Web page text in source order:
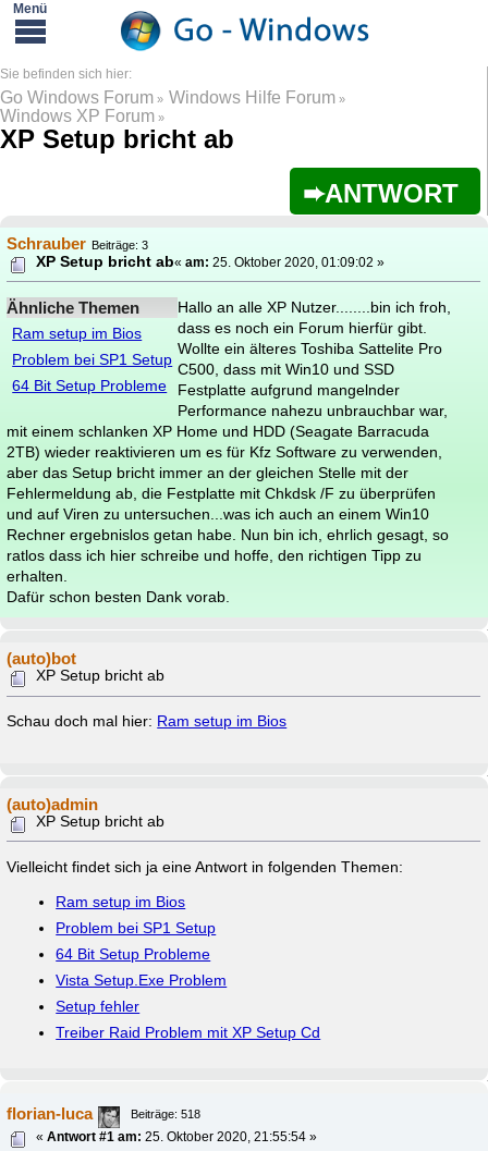
Go Windows Forum » Windows Hilfe Forum »
Windows XP Forum »
XP Setup bricht ab
ANTWORT
Schrauber Beiträge: 3
XP Setup bricht ab«am: 25. Oktober 2020, 01:09:02 »
Ähnliche Themen
Ram setup im Bios
Problem bei SP1 Setup
64 Bit Setup Probleme
Hallo an alle XP Nutzer........bin ich froh,
dass es noch ein Forum hierfür gibt.
Wollte ein älteres Toshiba Sattelite Pro
C500, dass mit Win10 und SSD
Festplatte aufgrund mangelnder
Performance nahezu unbrauchbar war,
mit einem schlanken XP Home und HDD (Seagate Barracuda
2TB) wieder reaktivieren um es für Kfz Software zu verwenden,
aber das Setup bricht immer an der gleichen Stelle mit der
Fehlermeldung ab, die Festplatte mit Chkdsk /F zu überprüfen
und auf Viren zu untersuchen...was ich auch an einem Win10
Rechner ergebnislos getan habe. Nun bin ich, ehrlich gesagt, so
ratlos dass ich hier schreibe und hoffe, den richtigen Tipp zu
erhalten.
Dafür schon besten Dank vorab.
(auto)bot
XP Setup bricht ab
Schau doch mal hier: Ram setup im Bios
(auto)admin
XP Setup bricht ab
Vielleicht findet sich ja eine Antwort in folgenden Themen:
Ram setup im Bios
Problem bei SP1 Setup
64 Bit Setup Probleme
Vista Setup.Exe Problem
Setup fehler
Treiber Raid Problem mit XP Setup Cd
florian-luca
Beiträge: 518
«Antwort #1 am: 25. Oktober 2020, 21:55:54 »